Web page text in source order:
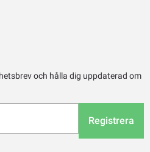
och hålla dig uppdaterad om
Registrera